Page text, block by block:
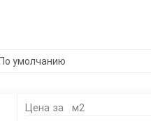
Цена за м2